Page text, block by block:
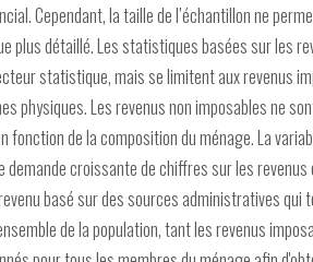
Cependant, la taille de l’échantillon ne
plus détaillé. Les statistiques basées sur les
statistique, mais se limitent aux revenus
physiques. Les revenus non imposables ne
fonction de la composition du ménage. La
demande croissante de chiffres sur les
basé sur des sources administratives qui
de la population, tant les revenus